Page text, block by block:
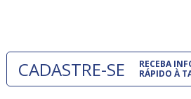
CADASTRE-SE
RECEBA
RÁPIDO À